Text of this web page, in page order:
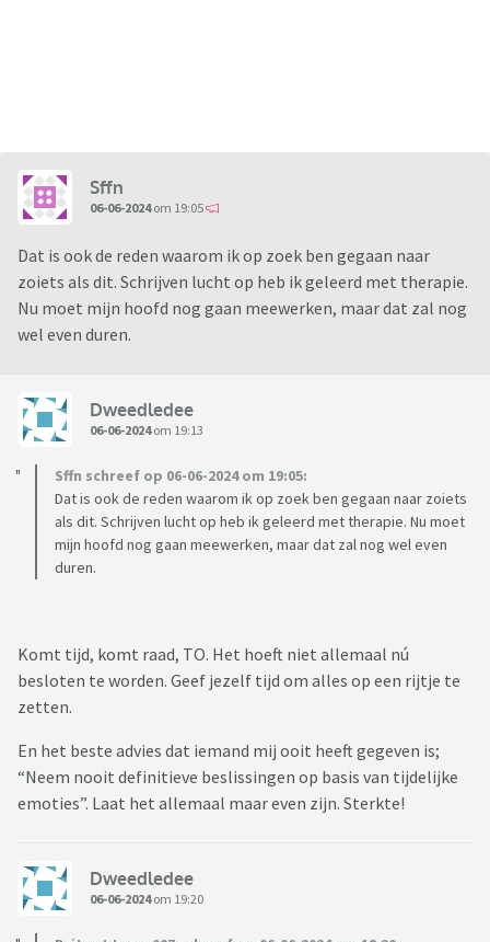
Sffn
06-06-2024om 19:05
Dat is ook de reden waarom ik op zoek ben gegaan naar
zoiets als dit. Schrijven lucht op heb ik geleerd met therapie.
Nu moet mijn hoofd nog gaan meewerken, maar dat zal nog
wel even duren.
Dweedledee
06-06-2024om 19:13
Sffn schreef op 06-06-2024 om 19:05:
Dat is ook de reden waarom ik op zoek ben gegaan naar zoiets
als dit. Schrijven lucht op heb ik geleerd met therapie. Nu moet
mijn hoofd nog gaan meewerken, maar dat zal nog wel even
duren.
Komt tijd, komt raad, TO. Het hoeft niet allemaal nú
besloten te worden. Geef jezelf tijd om alles op een rijtje te
zetten.
En het beste advies dat iemand mij ooit heeft gegeven is;
“Neem nooit definitieve beslissingen op basis van tijdelijke
emoties”. Laat het allemaal maar even zijn. Sterkte!
Dweedledee
06-06-2024om 19:20